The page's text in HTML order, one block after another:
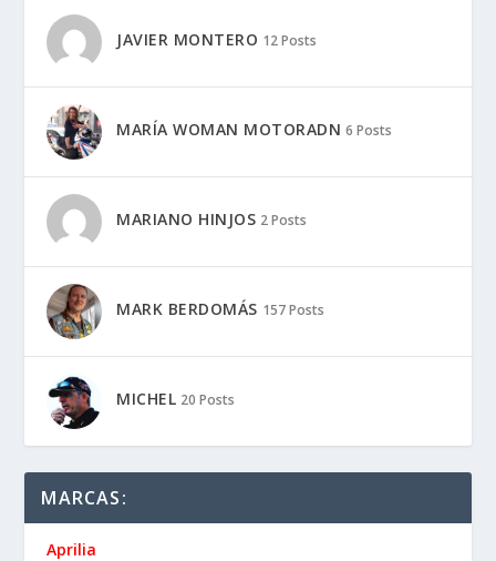
JAVIER MONTERO 12 Posts
MARÍA WOMAN MOTORADN 6 Posts
MARIANO HINJOS 2 Posts
MARK BERDOMÁS 157 Posts
MICHEL 20 Posts
MARCAS:
Aprilia